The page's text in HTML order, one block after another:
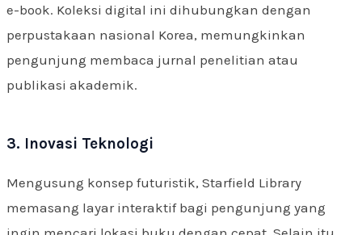
e-book. Koleksi digital ini dihubungkan dengan
perpustakaan nasional Korea, memungkinkan
pengunjung membaca jurnal penelitian atau
publikasi akademik.
3. Inovasi Teknologi
Mengusung konsep futuristik, Starfield Library
memasang layar interaktif bagi pengunjung yang